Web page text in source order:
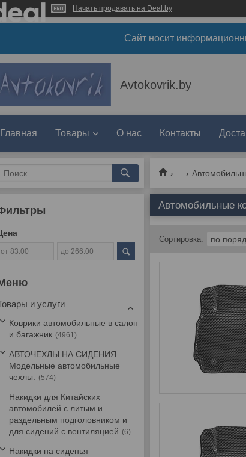
Начать продавать на Deal.by
Сайт носит
Avtokovrik.by
Главная Товары О нас Контакты
Автомобильные
и услуги
Коврики автомобильные в салон
и багажник
4961
АВТОЧЕХЛЫ НА СИДЕНИЯ.
Модельные автомобильные
чехлы.
574
Накидки для Китайских
автомобилей с литым и
раздельным подголовником и
для сидений с вентиляцией
6
Накидки на сиденья